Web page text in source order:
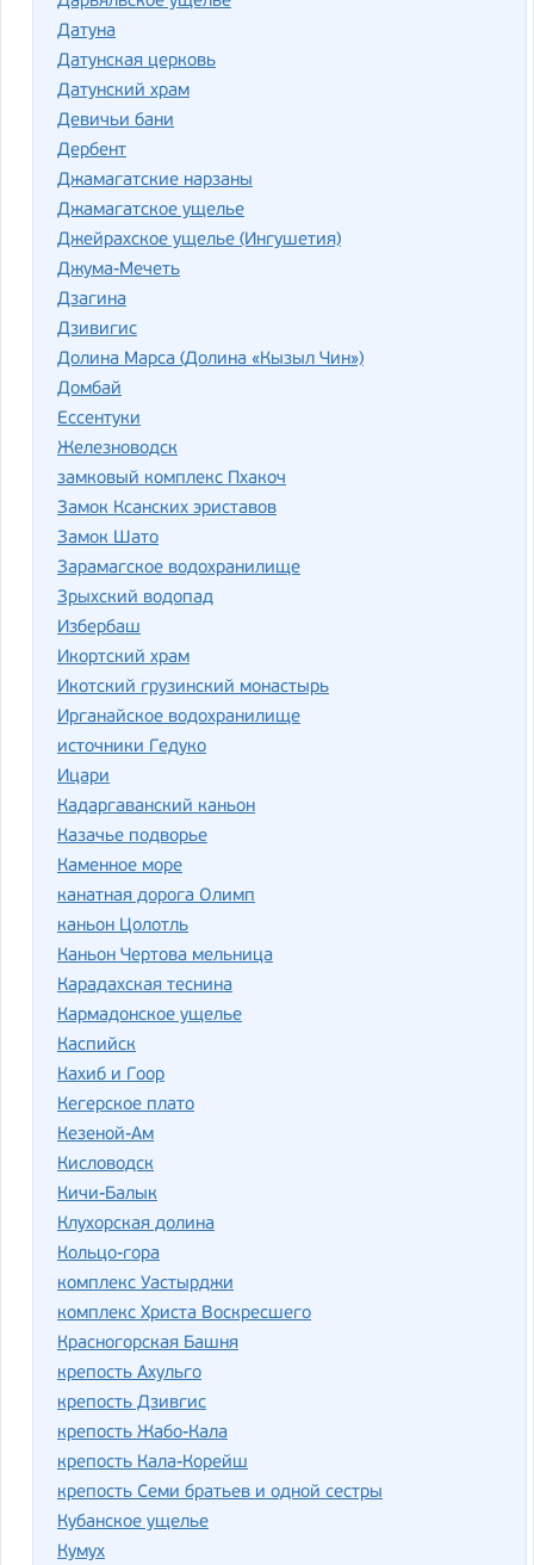
Датуна
Датунская церковь
Датунский храм
Девичьи бани
Дербент
Джамагатские нарзаны
Джамагатское ущелье
Джейрахское ущелье (Ингушетия)
Джума-Мечеть
Дзагина
Дзивигис
Долина Марса (Долина «Кызыл Чин»)
Домбай
Ессентуки
Железноводск
замковый комплекс Пхакоч
Замок Ксанских эриставов
Замок Шато
Зарамагское водохранилище
Зрыхский водопад
Избербаш
Икортский храм
Икотский грузинский монастырь
Ирганайское водохранилище
источники Гедуко
Ицари
Кадаргаванский каньон
Казачье подворье
Каменное море
канатная дорога Олимп
каньон Цолотль
Каньон Чертова мельница
Карадахская теснина
Кармадонское ущелье
Каспийск
Кахиб и Гоор
Кегерское плато
Кезеной-Ам
Кисловодск
Кичи-Балык
Клухорская долина
Кольцо-гора
комплекс Уастырджи
комплекс Христа Воскресшего
Красногорская Башня
крепость Ахульго
крепость Дзивгис
крепость Жабо-Кала
крепость Кала-Корейш
крепость Семи братьев и одной сестры
Кубанское ущелье
Кумух